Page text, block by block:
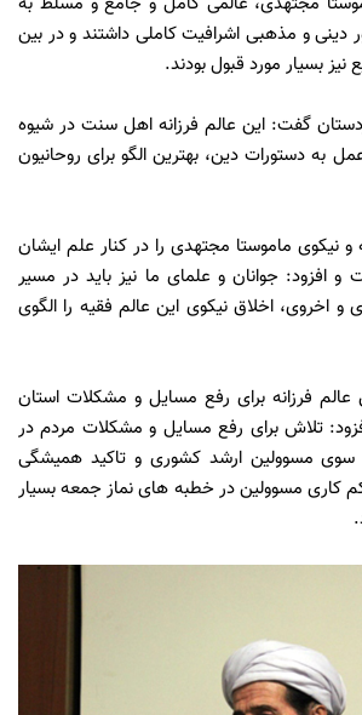
دینی و مذهبی اشرافیت کاملی داشتند و در بین
بسیار مورد قبول بودند.
گفت: این عالم فرزانه اهل سنت در شیوه
به دستورات دین، بهترین الگو برای روحانیون
نیکوی ماموستا مجتهدی را در کنار علم ایشان
و افزود: جوانان و علمای ما نیز باید در مسیر
اخروی، اخلاق نیکوی این عالم فقیه را الگوی
فرزانه برای رفع مسایل و مشکلات استان
تلاش برای رفع مسایل و مشکلات مردم در
سوی مسوولین ارشد کشوری و تاکید همیشگی
کم کاری مسوولین در خطبه های نماز جمعه بسیار